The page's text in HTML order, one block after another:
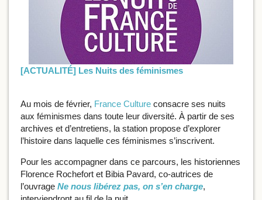
[ACTUALITÉ] Les Nuits des féminismes
Au mois de février, France Culture consacre ses nuits
aux féminismes dans toute leur diversité. À partir de ses
archives et d’entretiens, la station propose d’explorer
l’histoire dans laquelle ces féminismes s’inscrivent.
Pour les accompagner dans ce parcours, les historiennes
Florence Rochefort et Bibia Pavard, co-autrices de
l’ouvrage Ne nous libérez pas, on s’en charge,